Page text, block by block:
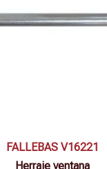
FALLEBAS V16221
Herraje ventana